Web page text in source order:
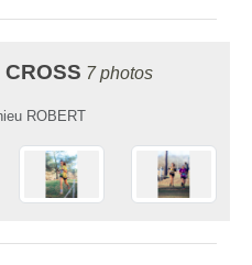
7 photos
ROBERT